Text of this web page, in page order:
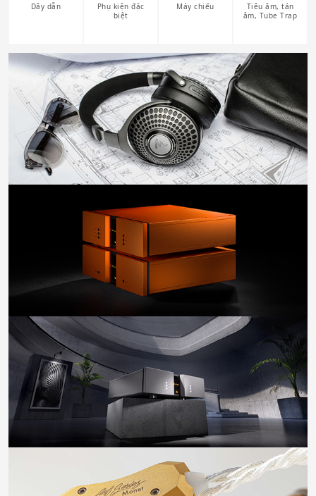
Dây dẫn
Phụ kiện đặc
biệt
Máy chiếu
Tiêu âm, tán
âm, Tube Trap